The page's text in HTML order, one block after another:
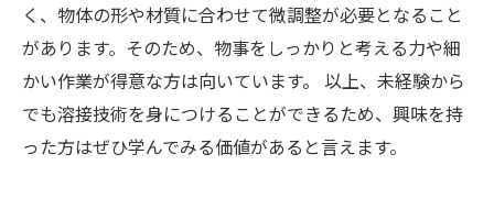
く、物体の形や材質に合わせて微調整が必要となること
があります。そのため、物事をしっかりと考える力や細
かい作業が得意な方は向いています。 以上、未経験から
でも溶接技術を身につけることができるため、興味を持
った方はぜひ学んでみる価値があると言えます。